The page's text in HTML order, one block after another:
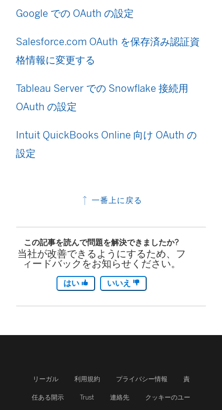
Google での OAuth の設定
Salesforce.com OAuth を保存済み認証資
格情報に変更する
Tableau Server での Snowflake 接続用
OAuth の設定
Intuit QuickBooks Online 向け OAuth の
設定
一番上に戻る
この記事を読んで問題を解決できましたか?
当社が改善できるようにするため、フ
ィードバックをお知らせください。
はい いいえ
リーガル 利用規約 プライバシー情報 責
任ある開示 Trust 連絡先 クッキーのユー